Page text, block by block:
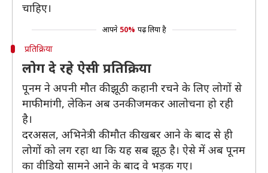
चाहिए।
आपने 50% पढ़ लिया है
प्रतिक्रिया
लोग दे रहे ऐसी प्रतिक्रिया
पूनम ने अपनी मौत की झूठी कहानी रचने के लिए लोगों से
माफी मांगी, लेकिन अब उनकी जमकर आलोचना हो रही
है।
दरअसल, अभिनेत्री की मौत की खबर आने के बाद से ही
लोगों को लग रहा था कि यह सब झूठ है। ऐसे में अब पूनम
का वीडियो सामने आने के बाद वे भड़क गए।